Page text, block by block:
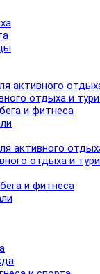
активного
отдыха и
и фитнеса
активного
отдыха и
и фитнеса